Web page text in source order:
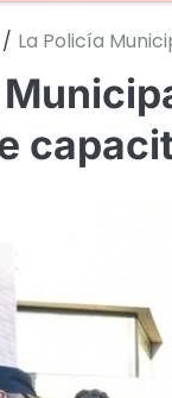
La Policía